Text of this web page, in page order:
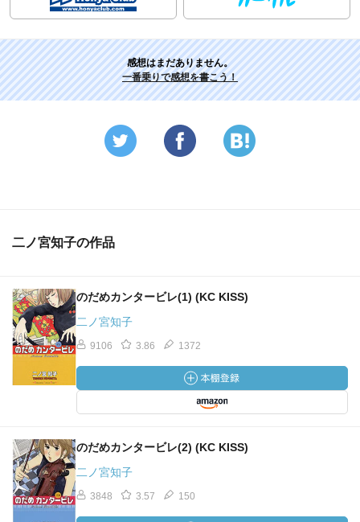
感想はまだありません。
一番乗りで感想を書こう！
二ノ宮知子の作品
のだめカンタービレ(1) (KC KISS)
二ノ宮知子
9106 3.86 1372
のだめカンタービレ(2) (KC KISS)
二ノ宮知子
3848 3.57 150